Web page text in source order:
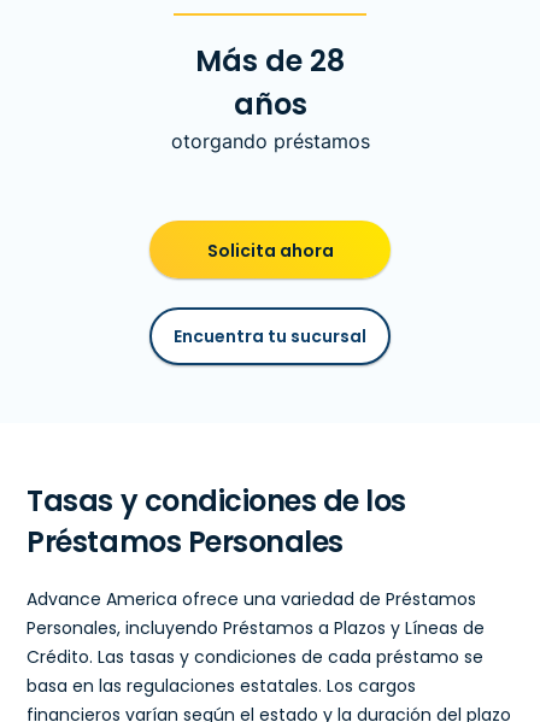
Más de 28
años
otorgando préstamos
Solicita ahora
Encuentra tu sucursal
Tasas y condiciones de los
Préstamos Personales
Advance America ofrece una variedad de Préstamos
Personales, incluyendo Préstamos a Plazos y Líneas de
Crédito. Las tasas y condiciones de cada préstamo se
basa en las regulaciones estatales. Los cargos
financieros varían según el estado y la duración del plazo